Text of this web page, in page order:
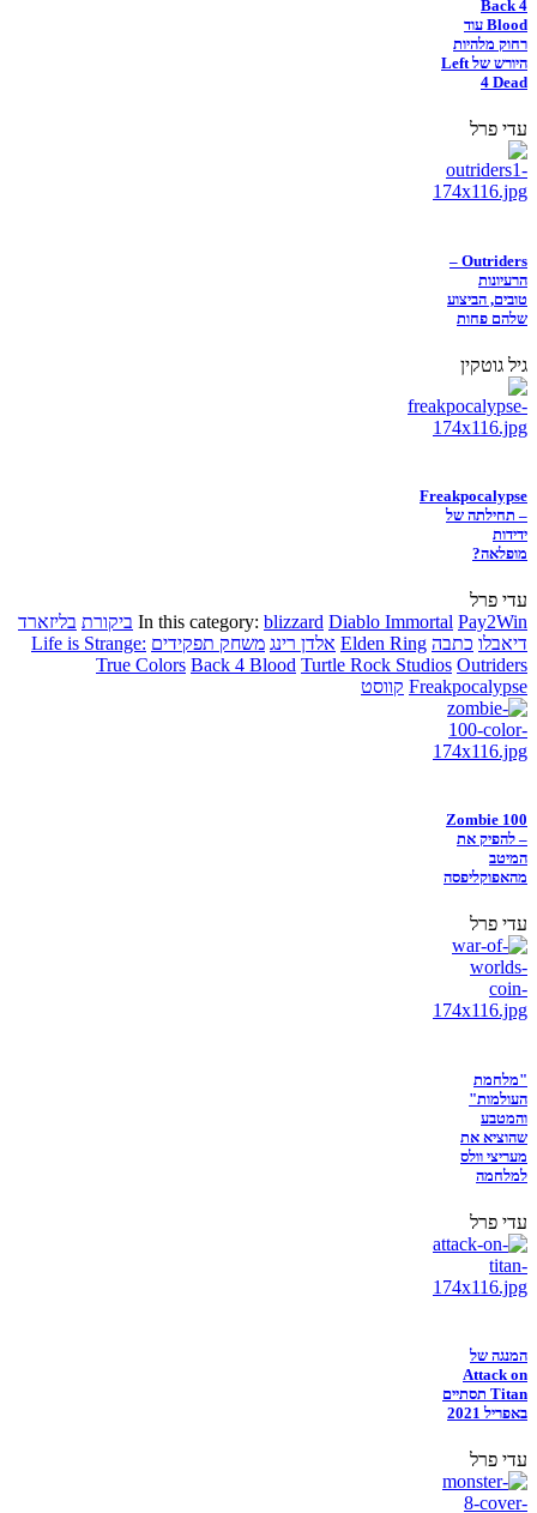
Back 4
Blood עוד
רחוק מלהיות
היורש של Left
4 Dead
עדי פרל
Outriders –
הרעיונות
טובים, הביצוע
שלהם פחות
גיל גוטקין
Freakpocalypse
– תחילתה של
ידידות
מופלאה?
עדי פרל
In this category: blizzard Diablo Immortal Pay2Win ביקורת בליזארד
דיאבלו כתבה Elden Ring אלדן רינג משחק תפקידים Life is Strange:
True Colors Back 4 Blood Turtle Rock Studios Outriders
Freakpocalypse קווסט
Zombie 100
– להפיק את
המיטב
מהאפוקליפסה
עדי פרל
"מלחמת
העולמות"
והמטבע
שהוציא את
מעריצי וולס
למלחמה
עדי פרל
המנגה של
Attack on
Titan תסתיים
באפריל 2021
עדי פרל